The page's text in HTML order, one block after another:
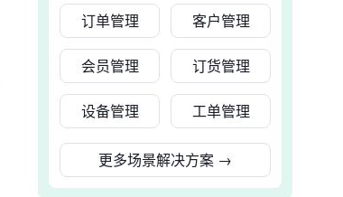
订单管理 客户管理
会员管理 订货管理
设备管理 工单管理
更多场景解决方案 →